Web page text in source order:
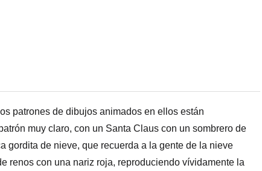
patrones de dibujos animados en ellos están
muy claro, con un Santa Claus con un sombrero de
gordita de nieve, que recuerda a la gente de la nieve
renos con una nariz roja, reproduciendo vívidamente la